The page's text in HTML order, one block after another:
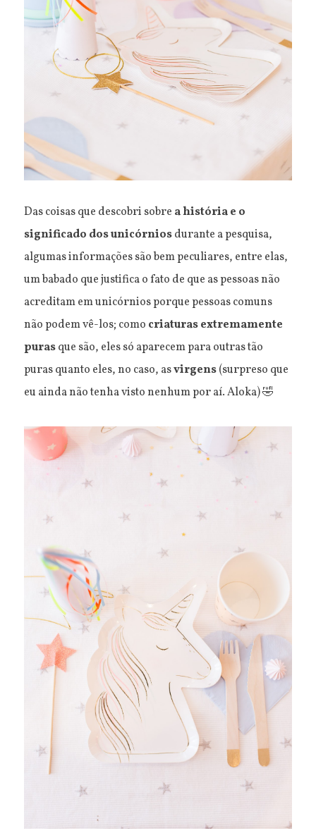
Das coisas que descobri sobre a história e o
significado dos unicórniosdurante a pesquisa,
algumas informações são bem peculiares, entre elas,
um babado que justifica o fato de que as pessoas não
acreditam em unicórnios porque pessoas comuns
não podem vê-los; como criaturas extremamente
purasque são, eles só aparecem para outras tão
puras quanto eles, no caso, asvirgens(surpreso que
eu ainda não tenha visto nenhum por aí. Aloka) 🤣